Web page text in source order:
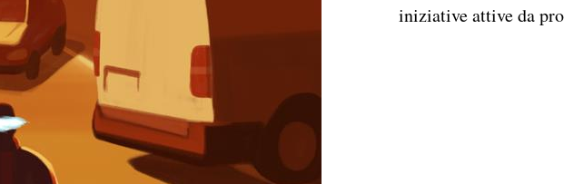
iniziative attive da